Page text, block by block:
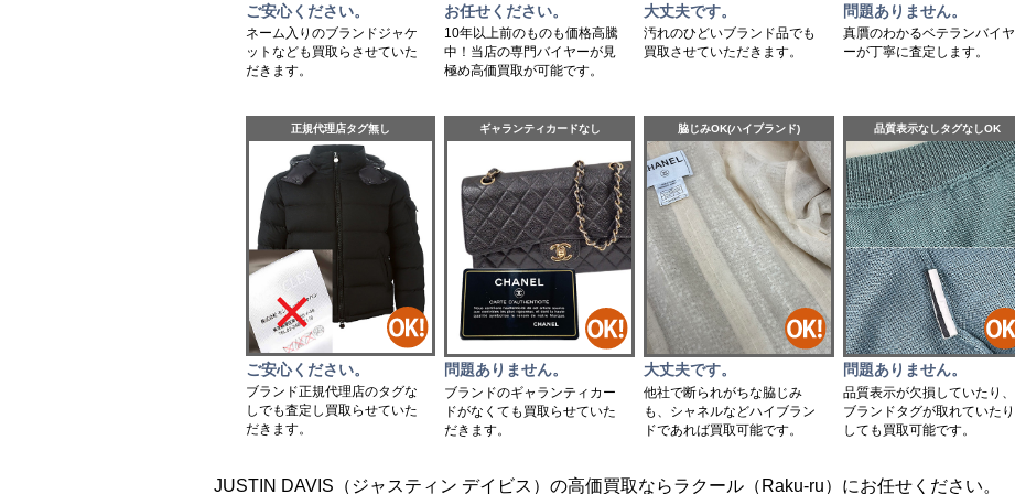
ご安心ください。
ネーム入りのブランドジャケ
ットなども買取らさせていた
だきます。
お任せください。
10年以上前のものも価格高騰
中！当店の専門バイヤーが見
極め高価買取が可能です。
大丈夫です。
汚れのひどいブランド品でも
買取させていただきます。
問題ありません。
真贋のわかるベテランバイヤ
ーが丁寧に査定します。
正規代理店タグ無し
ご安心ください。
ブランド正規代理店のタグな
しでも査定し買取らせていた
だきます。
ギャランティカードなし
問題ありません。
ブランドのギャランティカー
ドがなくても買取らせていた
だきます。
脇じみOK(ハイブランド)
大丈夫です。
他社で断られがちな脇じみ
も、シャネルなどハイブラン
ドであれば買取可能です。
品質表示なしタグなしOK
問題ありません。
品質表示が欠損していたり、
ブランドタグが取れていたり
しても買取可能です。
JUSTIN DAVIS（ジャスティン デイビス）の高価買取ならラクール（Raku-ru）にお任せください。